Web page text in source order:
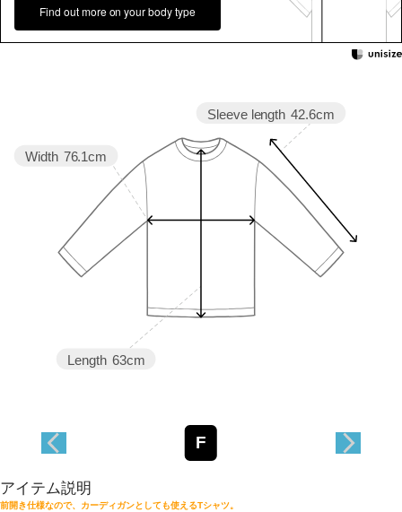
Find out more on your body type
Sleeve length 42.6cm
Length 63cm
Width 76.1cm
F
アイテム説明
前開き仕様なので、カーディガンとしても使えるTシャツ。